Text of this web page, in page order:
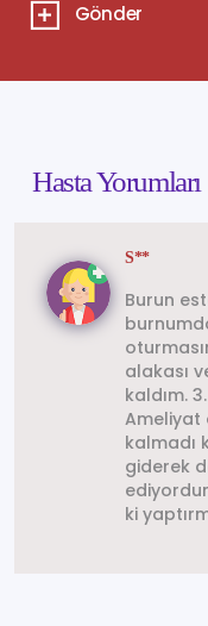
Gönder
Hasta Yorumları
S**
Burun
alakası
kaldım.
Ameliyat
kalmadı
giderek
ki